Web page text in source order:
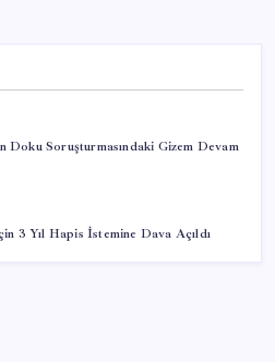
Doku Soruşturmasındaki Gizem Devam
3 Yıl Hapis İstemine Dava Açıldı